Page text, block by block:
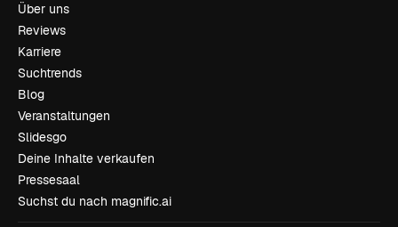
Über uns
Reviews
Karriere
Suchtrends
Blog
Veranstaltungen
Slidesgo
Deine Inhalte verkaufen
Pressesaal
Suchst du nach magnific.ai